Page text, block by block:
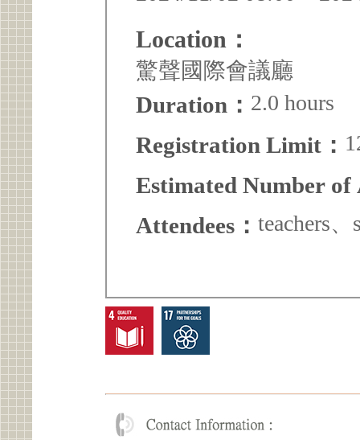
Location：
驚聲國際會議廳
Duration： 2.0 hours
Registration Limit：
Estimated Number of
Attendees： teachers